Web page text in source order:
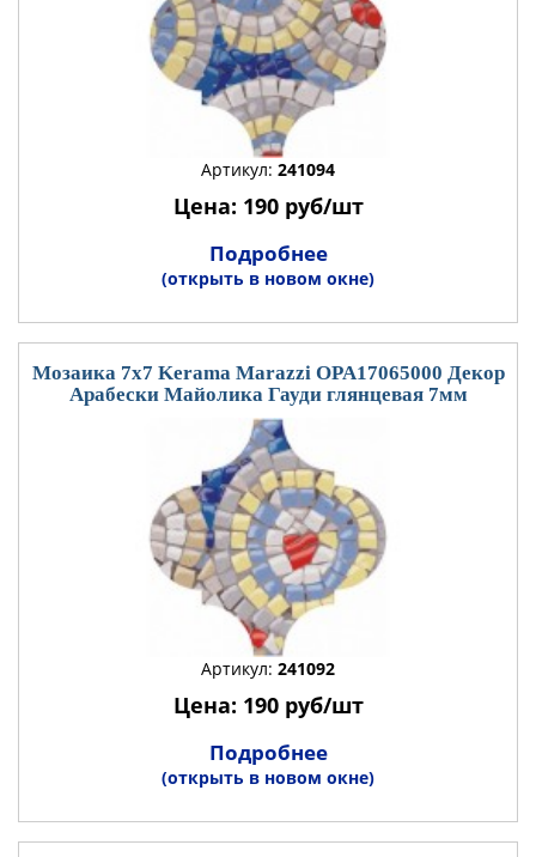
Артикул: 241094
Цена: 190 руб/шт
Подробнее
(открыть в новом окне)
Мозаика 7x7 Kerama Marazzi OPA17065000 Декор
Арабески Майолика Гауди глянцевая 7мм
Артикул: 241092
Цена: 190 руб/шт
Подробнее
(открыть в новом окне)